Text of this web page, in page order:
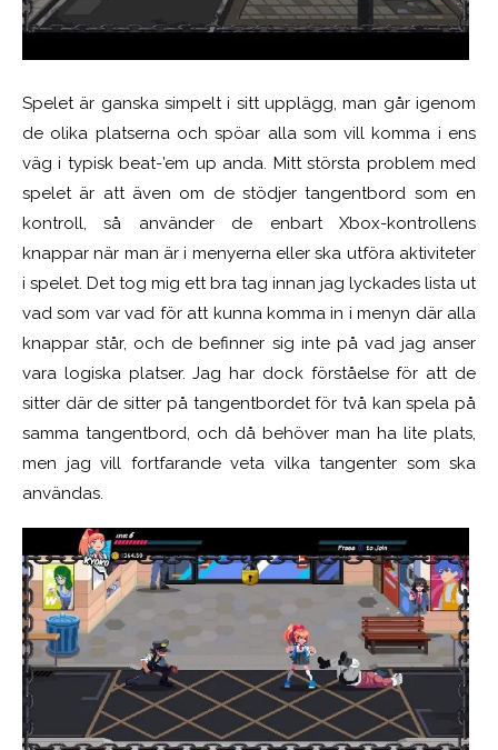
Spelet är ganska simpelt i sitt upplägg, man går igenom
de olika platserna och spöar alla som vill komma i ens
väg i typisk beat-’em up anda. Mitt största problem med
spelet är att även om de stödjer tangentbord som en
kontroll, så använder de enbart Xbox-kontrollens
knappar när man är i menyerna eller ska utföra aktiviteter
i spelet. Det tog mig ett bra tag innan jag lyckades lista ut
vad som var vad för att kunna komma in i menyn där alla
knappar står, och de befinner sig inte på vad jag anser
vara logiska platser. Jag har dock förståelse för att de
sitter där de sitter på tangentbordet för två kan spela på
samma tangentbord, och då behöver man ha lite plats,
men jag vill fortfarande veta vilka tangenter som ska
användas.